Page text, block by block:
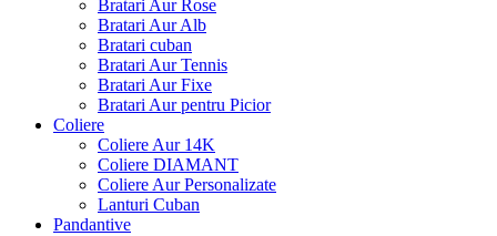
Bratari Aur Rose
Bratari Aur Alb
Bratari cuban
Bratari Aur Tennis
Bratari Aur Fixe
Bratari Aur pentru Picior
Coliere
Coliere Aur 14K
Coliere DIAMANT
Coliere Aur Personalizate
Lanturi Cuban
Pandantive